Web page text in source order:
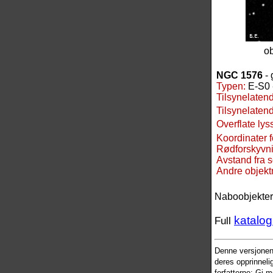
NGC 1576 -
Typen: E-S0
Overflate
Koordinater
Avstand fra
Andre
Full
Denne
deres